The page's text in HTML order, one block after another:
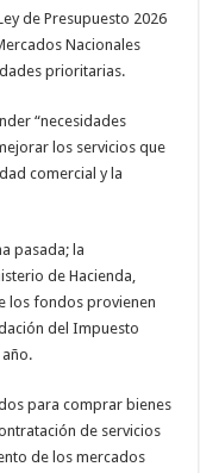
de Presupuesto 2026
Nacionales
prioritarias.
“necesidades
los servicios que
comercial y la
pasada; la
de Hacienda,
los fondos provienen
del Impuesto
para comprar bienes
de servicios
de los mercados